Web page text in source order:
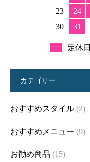
23
24
30
31
定休日
カテゴリー
おすすめスタイル (2)
おすすめメニュー (9)
お勧め商品 (15)